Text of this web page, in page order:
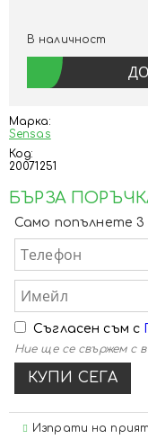
Марка:
Sensas
Код:
20071251
БЪРЗА
Само попълнете 3
Съгласен съм с
Ние ще се свържем с
Изпрати на
В наличност